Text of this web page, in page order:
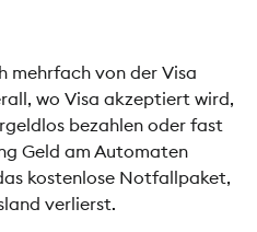
mehrfach von der Visa
wo Visa akzeptiert wird,
bezahlen oder fast
Geld am Automaten
kostenlose Notfallpaket,
verlierst.